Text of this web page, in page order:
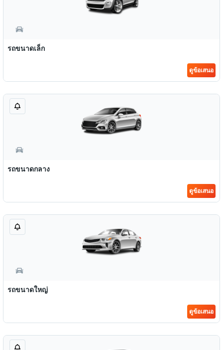
รถขนาดเล็ก
ดูข้อเสนอ
รถขนาดกลาง
ดูข้อเสนอ
รถขนาดใหญ่
ดูข้อเสนอ